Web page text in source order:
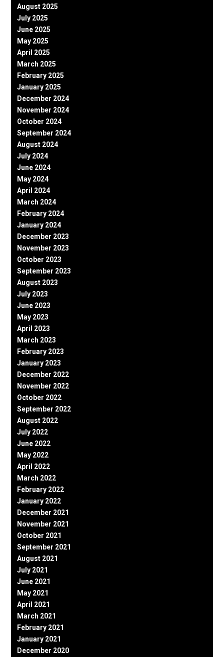
August 2025
July 2025
June 2025
May 2025
April 2025
March 2025
February 2025
January 2025
December 2024
November 2024
October 2024
September 2024
August 2024
July 2024
June 2024
May 2024
April 2024
March 2024
February 2024
January 2024
December 2023
November 2023
October 2023
September 2023
August 2023
July 2023
June 2023
May 2023
April 2023
March 2023
February 2023
January 2023
December 2022
November 2022
October 2022
September 2022
August 2022
July 2022
June 2022
May 2022
April 2022
March 2022
February 2022
January 2022
December 2021
November 2021
October 2021
September 2021
August 2021
July 2021
June 2021
May 2021
April 2021
March 2021
February 2021
January 2021
December 2020